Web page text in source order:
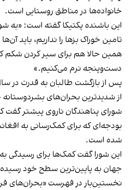
خانواده‌ها در مناطق روستایی است.
این باشنده پکتیکا گفته است: «به
تامین خوراک بزها را نداریم، باید
همین حالا هم برای سیر کردن شکم
دست‌وپنجه نرم می‌کنیم.»
از شدیدترین بحران‌های
شورای پناهندگان ناروی پیشتر
بودجه‌ای که برای کمک‌رسانی به
شده است.
این شورا گفت کمک‌ها برای رسیدگی
جهان به پایین‌ترین سطح خود رسیده
نخستین‌بار در فهرست «بحران‌های